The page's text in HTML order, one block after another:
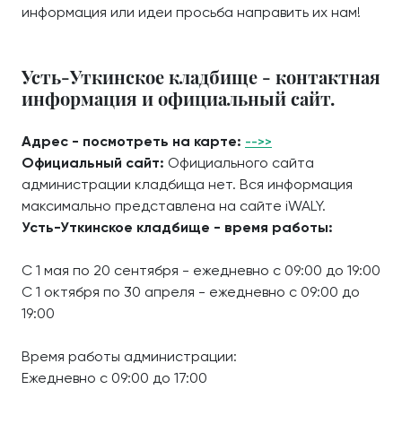
информация или идеи просьба направить их нам!
Усть-Уткинское кладбище - контактная
информация и официальный сайт.
Адрес - посмотреть на карте: -->>
Официальный сайт: Официального сайта
администрации кладбища нет. Вся информация
максимально представлена на сайте iWALY.
Усть-Уткинское кладбище - время работы:
С 1 мая по 20 сентября - ежедневно с 09:00 до 19:00
С 1 октября по 30 апреля - ежедневно с 09:00 до
19:00
Время работы администрации:
Ежедневно с 09:00 до 17:00